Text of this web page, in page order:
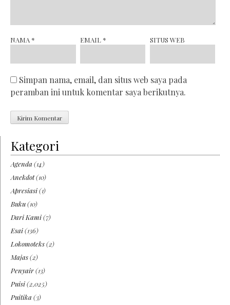
NAMA * EMAIL * SITUS WEB
Simpan nama, email, dan situs web saya pada
peramban ini untuk komentar saya berikutnya.
Kategori
Agenda (14)
Anekdot(10)
Apresiasi(1)
Buku(10)
Dari Kami(7)
Esai(136)
Lokomoteks(2)
Majas(2)
Penyair(13)
Puisi(2,025)
Puitika (3)